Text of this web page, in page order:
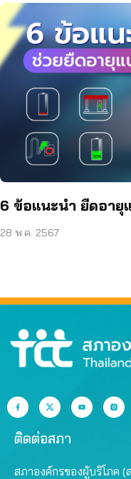
6 ข้อแนะนำ ยืดอายุ
28 พ.ค. 2567
ติดต่อสภา
สภาองค์กรของผู้บริโภค (